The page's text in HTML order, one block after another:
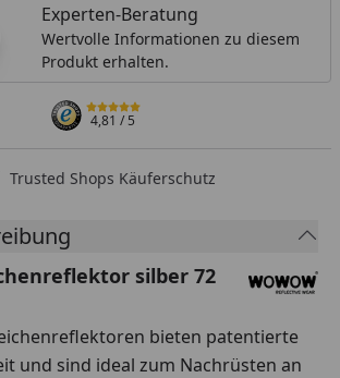
Experten-Beratung
Wertvolle Informationen zu diesem
Produkt erhalten.
4,81/ 5
Trusted Shops Käuferschutz
silber 72
bieten patentierte
und sind ideal zum Nachrüsten an